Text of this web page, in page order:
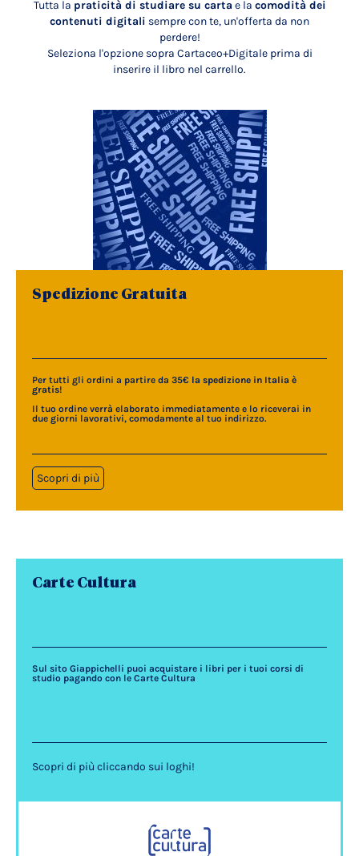
Tutta la praticità di studiare su carta e la comodità dei
contenuti digitali sempre con te, un'offerta da non
perdere!
Seleziona l'opzione sopra Cartaceo+Digitale prima di
inserire il libro nel carrello.
Spedizione Gratuita
Per tutti gli ordini a partire da 35€ la spedizione in Italia è
gratis!
Il tuo ordine verrà elaborato immediatamente e lo riceverai in
due giorni lavorativi, comodamente al tuo indirizzo.
Scopri di più
Carte Cultura
Sul sito Giappichelli puoi acquistare i libri per i tuoi corsi di
studio pagando con le Carte Cultura
Scopri di più cliccando sui loghi!